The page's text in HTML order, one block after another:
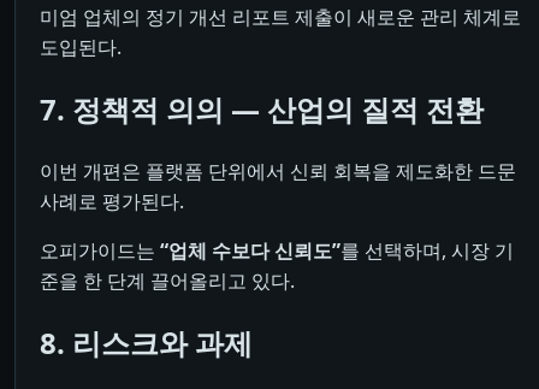
미엄 업체의 정기 개선 리포트 제출이 새로운 관리 체계로
도입된다.
7. 정책적 의의 ― 산업의 질적 전환
이번 개편은 플랫폼 단위에서 신뢰 회복을 제도화한 드문
사례로 평가된다.
오피가이드는 “업체 수보다 신뢰도”를 선택하며, 시장 기
준을 한 단계 끌어올리고 있다.
8. 리스크와 과제